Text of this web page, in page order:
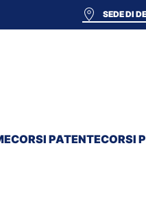
SEDE DI
CORSI PATENTECORSI